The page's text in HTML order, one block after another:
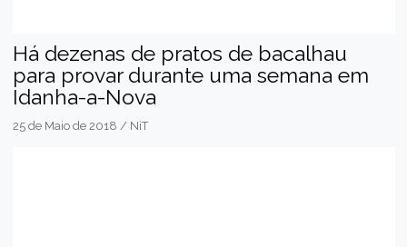
Há dezenas de pratos de bacalhau
para provar durante uma semana em
Idanha-a-Nova
25 de Maio de 2018 / NiT